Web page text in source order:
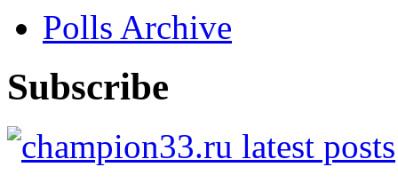
Polls Archive
Subscribe